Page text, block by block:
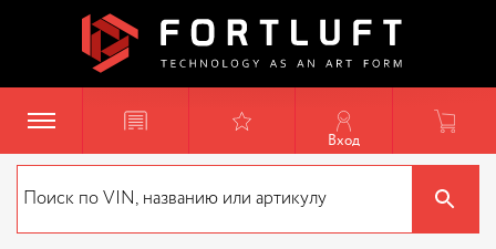
Вход